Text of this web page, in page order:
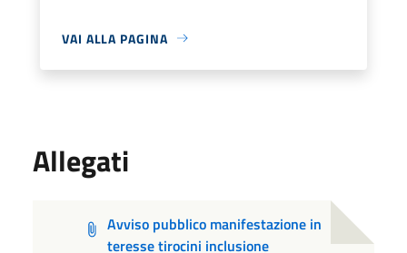
VAI ALLA PAGINA
Allegati
Avviso pubblico manifestazione in
teresse tirocini inclusione